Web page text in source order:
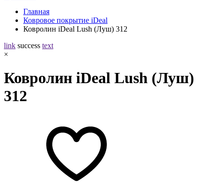
Главная
Ковровое покрытие iDeal
Ковролин iDeal Lush (Луш) 312
link success text
×
Ковролин iDeal Lush (Луш)
312